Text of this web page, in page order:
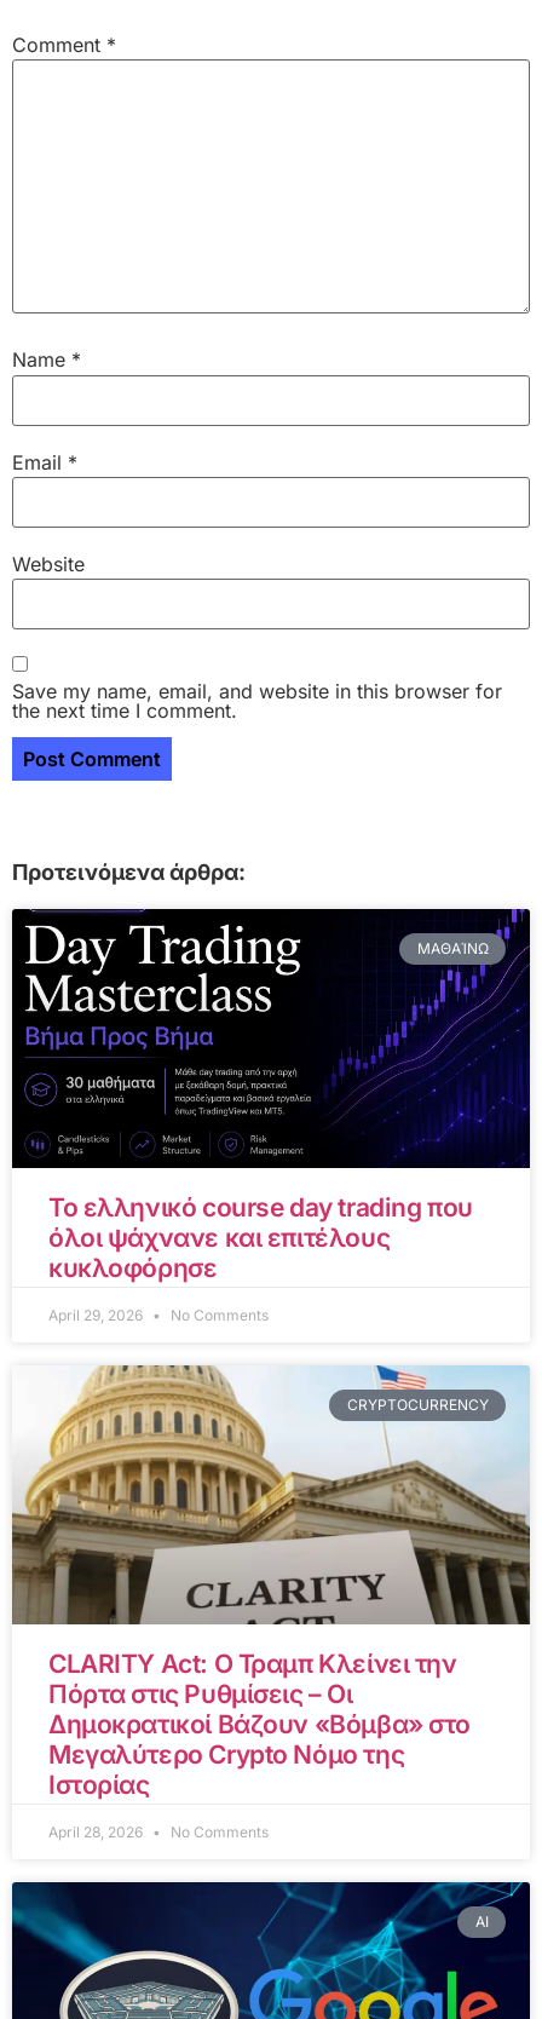
Comment *
Name *
Email *
Website
Save my name, email, and website in this browser for
the next time I comment.
Προτεινόμενα άρθρα:
ΜΑΘΑΊΝΩ
Το ελληνικό course day trading που
όλοι ψάχνανε και επιτέλους
κυκλοφόρησε
April 29, 2026 No Comments
CRYPTOCURRENCY
CLARITY Act: Ο Τραμπ Κλείνει την
Πόρτα στις Ρυθμίσεις – Οι
Δημοκρατικοί Βάζουν «Βόμβα» στο
Μεγαλύτερο Crypto Νόμο της
Ιστορίας
April 28, 2026 No Comments
AI